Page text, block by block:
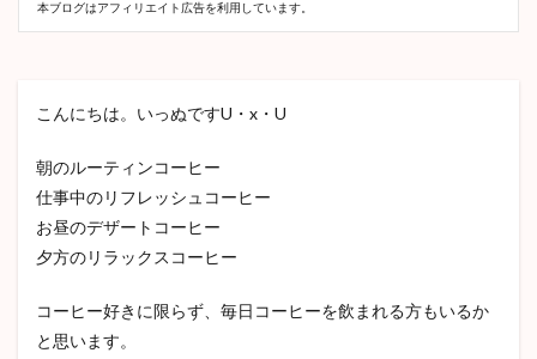
本ブログはアフィリエイト広告を利用しています。
こんにちは。いっぬですU・x・U
朝のルーティンコーヒー
仕事中のリフレッシュコーヒー
お昼のデザートコーヒー
夕方のリラックスコーヒー
コーヒー好きに限らず、毎日コーヒーを飲まれる方もいるか
と思います。